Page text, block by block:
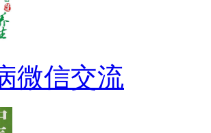
微信交流